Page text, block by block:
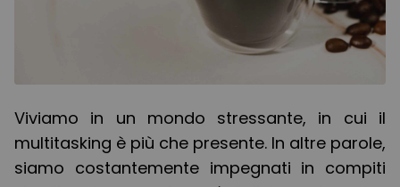
Viviamo in un mondo stressante, in cui il
multitasking è più che presente. In altre parole,
siamo costantemente impegnati in compiti